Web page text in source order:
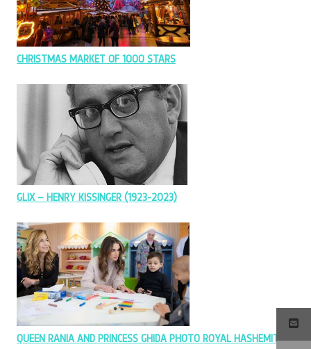
CHRISTMAS MARKET OF 1000 STARS
GLIX – HENRY KISSINGER (1923-2023)
QUEEN RANIA AND PRINCESS GHIDA PHOTO ROYAL HASHEMITE